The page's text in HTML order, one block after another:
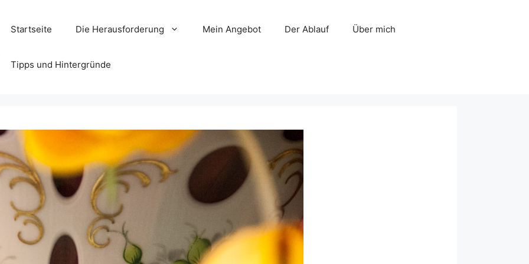
Startseite Die Herausforderung Mein Angebot Der Ablauf Über mich
Tipps und Hintergründe